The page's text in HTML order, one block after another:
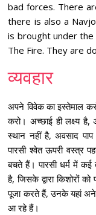
bad forces. There
there is also a
is brought under
The Fire. They are
व्यवहार
अपने विवेक का इस्तेमाल
करो। अच्छाई ही लक्ष्य है,
स्थान नहीं है, अवसाद
पारसी श्वेत ऊपरी वस्त्र
बचते हैं। पारसी धर्म में
है, जिसके द्वारा किशोरों
पूजा करते हैं, उनके यहां
आ रहे हैं।